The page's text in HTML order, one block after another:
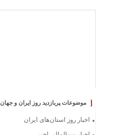
موضوعات پربازدید روز ایران و جهان
اخبار روز استان‌های ایران